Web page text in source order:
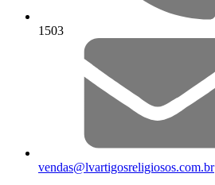
1503
vendas@lvartigosreligiosos.com.br